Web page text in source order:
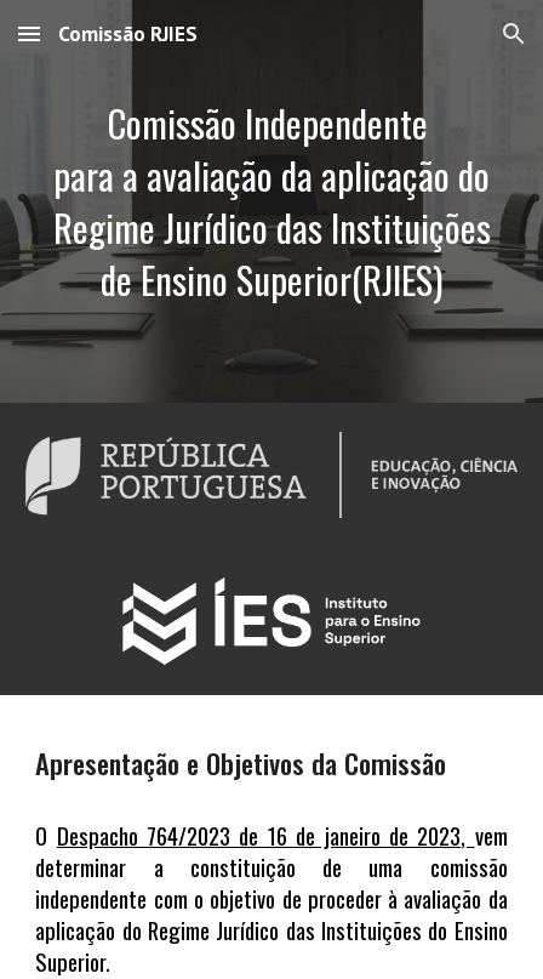
Skip to main content Skip to navigation
Comissão RJIES
Comissão Independente
para a avaliação da aplicação do
Regime Jurídico das Instituições
de Ensino Superior(RJIES)
Apresentação e Objetivos da Comissão
O Despacho 764/2023 de 16 de janeiro de 2023, vem
determinar a constituição de uma comissão
independente com o objetivo de proceder à avaliação da
aplicação do Regime Jurídico das Instituições do Ensino
Superior.